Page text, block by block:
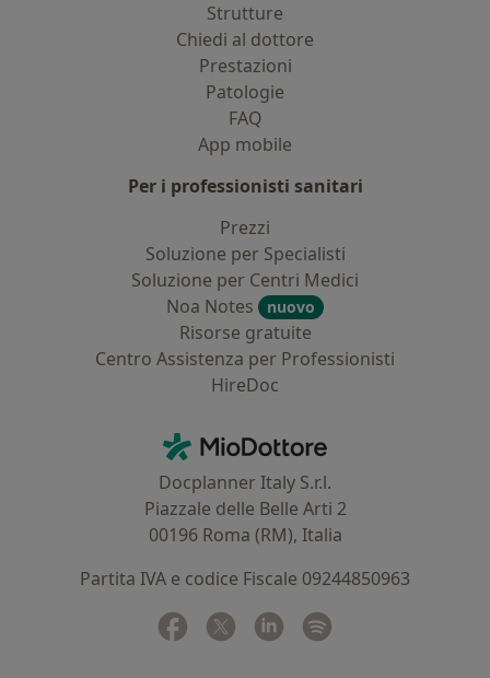
Strutture
Chiedi al dottore
Prestazioni
Patologie
FAQ
App mobile
Per i professionisti sanitari
Prezzi
Soluzione per Specialisti
Soluzione per Centri Medici
Noa Notes
nuovo
Risorse gratuite
Centro Assistenza per Professionisti
HireDoc
MioDottore - Homepage
Docplanner Italy S.r.l.
Piazzale delle Belle Arti 2
00196 Roma (RM), Italia
Partita IVA e codice Fiscale 09244850963
Facebook
si apre in una nuova scheda
Twitter
si apre in una nuova scheda
Linkedin
si apre in una nuova